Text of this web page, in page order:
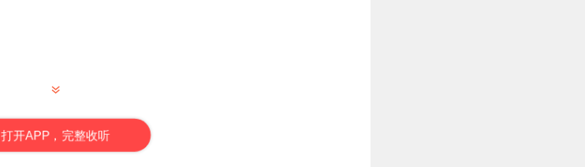
打开APP，完整收听